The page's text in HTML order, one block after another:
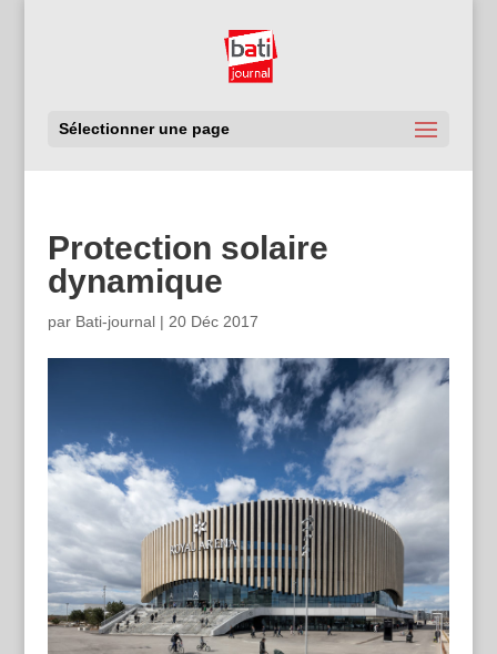
Sélectionner une page
Protection solaire
dynamique
par Bati-journal| 20 Déc 2017